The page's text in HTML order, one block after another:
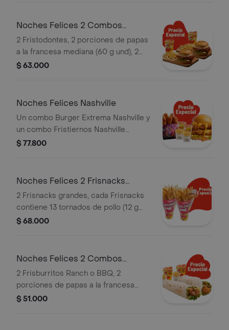
Noches Felices 2 Combos
Fristodontes
2 Fristodontes, 2 porciones de papas
a la francesa mediana (60 g und), 2
gaseosas (325 ml und). Escoge entre
$ 63.000
Noches Felices Nashville
Un combo Burger Extrema Nashville y
un combo Fristiernos Nashville
(imagen de producto corresponde a
$ 77.800
Noches Felices 2 Frisnacks
grandes en ca
2 Frisnacks grandes, cada Frisnacks
contiene 13 tornados de pollo (12 g
und), papas a la francesa grande (100
$ 68.000
Noches Felices 2 Combos
Frisburritos
2 Frisburritos Ranch o BBQ, 2
porciones de papas a la francesa
mediana (60 g und) y 2 gaseosas (325
$ 51.000